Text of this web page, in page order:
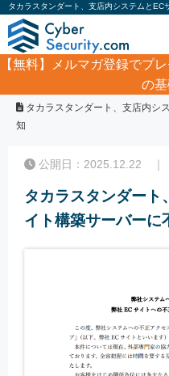
【無料】
メルマガ登録でプ
の基
サイバーセキュリ
タカラスタンダート、支店内シ
知
公開日：2025.12.22 ｜
タカラスタンダート
イト構築サーバーに